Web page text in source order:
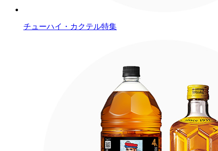
チューハイ・カクテル特集